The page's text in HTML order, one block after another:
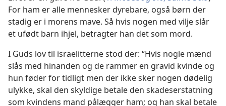
For ham er alle mennesker dyrebare, også børn der
stadig er i morens mave. Så hvis nogen med vilje slår
et ufødt barn ihjel, betragter han det som mord.
I Guds lov til israelitterne stod der: “Hvis nogle mænd
slås med hinanden og de rammer en gravid kvinde og
hun føder for tidligt men der ikke sker nogen dødelig
ulykke, skal den skyldige betale den skadeserstatning
som kvindens mand pålægger ham; og han skal betale